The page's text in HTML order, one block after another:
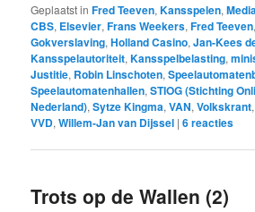
Geplaatst in Fred Teeven,Kansspelen,
CBS, Elsevier,Frans Weekers,Fred Teeven
Gokverslaving,Holland Casino,Jan-Kees
Kansspelautoriteit,Kansspelbelasting,
Justitie, Robin Linschoten,
Speelautomatenhallen,STIOG (Stichting
Nederland),Sytze Kingma,VAN,Volkskrant
VVD,Willem-Jan van Dijssel |6reacties
Trots op de Wallen (2)